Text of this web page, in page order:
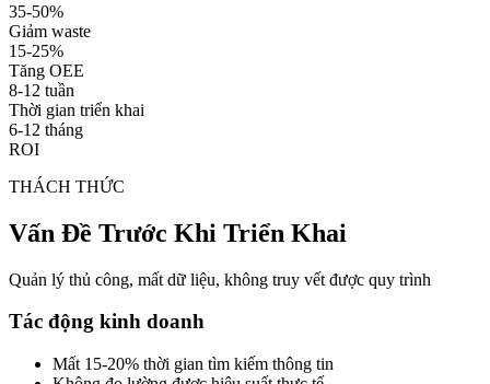
35-50%
Giảm waste
15-25%
Tăng OEE
8-12 tuần
Thời gian triển khai
6-12 tháng
ROI
THÁCH THỨC
Vấn Đề Trước Khi Triển Khai
Quản lý thủ công, mất dữ liệu, không truy vết được quy trình
Tác động kinh doanh
Mất 15-20% thời gian tìm kiếm thông tin